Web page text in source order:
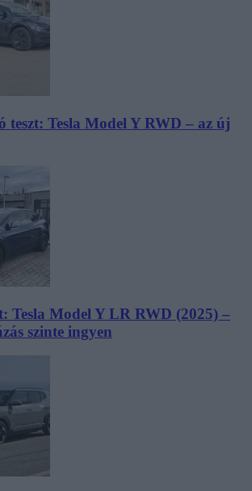
teszt: Tesla Model Y RWD – az új
Tesla Model Y LR RWD (2025) –
szinte ingyen